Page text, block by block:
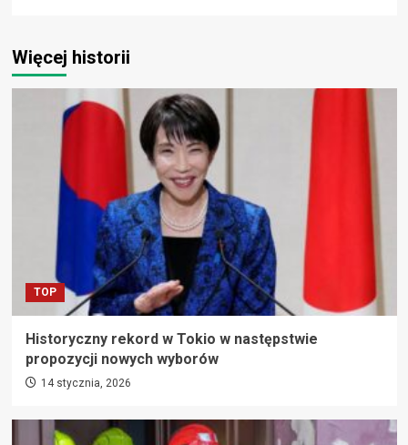
Więcej historii
TOP
Historyczny rekord w Tokio w następstwie
propozycji nowych wyborów
14 stycznia, 2026